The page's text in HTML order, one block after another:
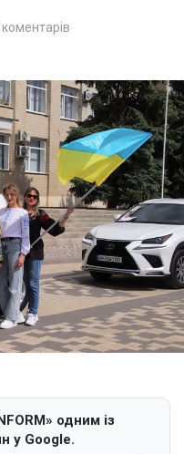
коментарів
одним із
у Google.